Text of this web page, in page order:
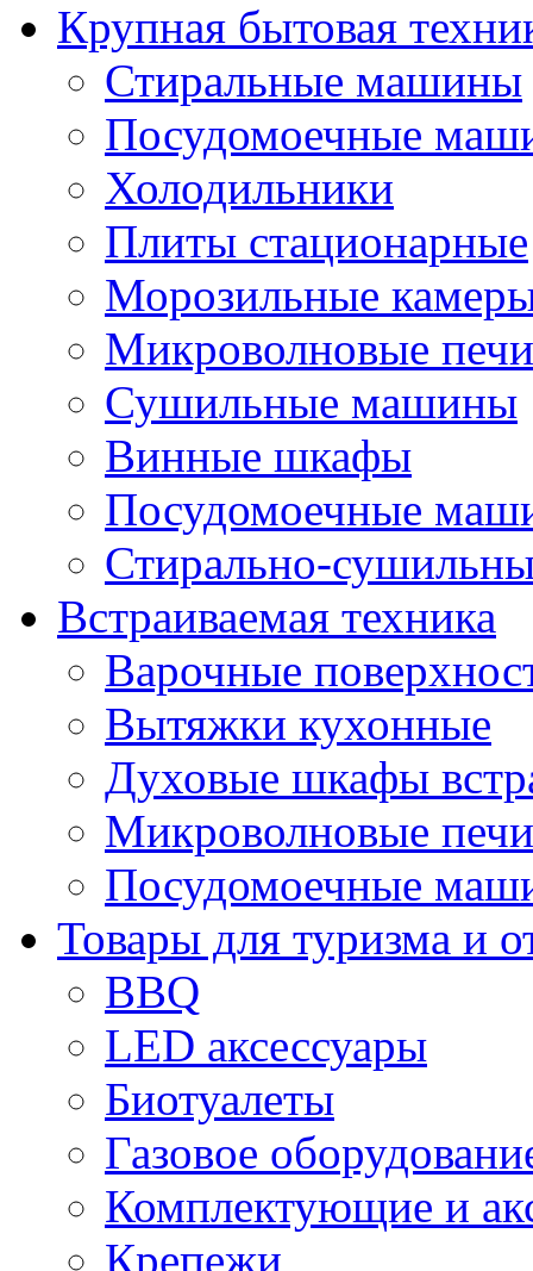
Крупная бытовая
Стиральные машины
Посудомоечные
Холодильники
Плиты стационарные
Морозильные
Микроволновые печи
Сушильные машины
Винные шкафы
Посудомоечные
Стирально-
Встраиваемая техника
Варочные
Вытяжки кухонные
Духовые шкафы
Микроволновые
Посудомоечные
Товары для туризма и
BBQ
LED аксессуары
Биотуалеты
Газовое
Комплектующие и
Крепежи